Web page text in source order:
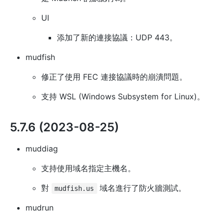
UI
添加了新的連接協議：UDP 443。
mudfish
修正了使用 FEC 連接協議時的崩潰問題。
支持 WSL (Windows Subsystem for Linux)。
5.7.6 (2023-08-25)
muddiag
支持使用域名指定主機名。
對
mudfish.us
域名進行了防火牆測試。
mudrun